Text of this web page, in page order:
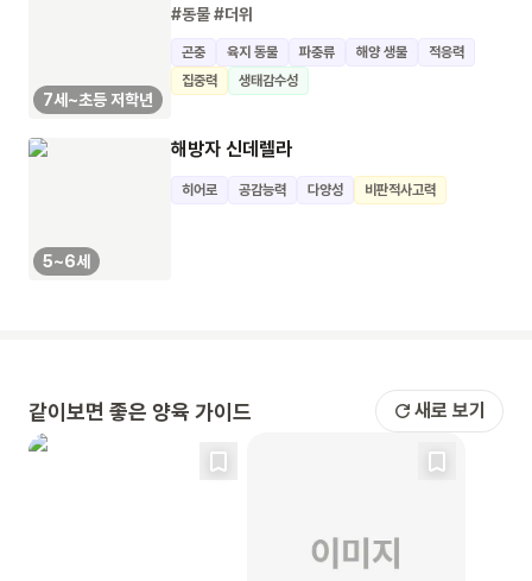
7세~초등 저학년
#동물#더위
곤충 육지 동물 파충류 해양 생물
적응력
집중력
생태감수성
5~6세
해방자 신데렐라
히어로 공감능력 다양성 비판적사고력
같이보면 좋은 양육 가이드 새로 보기